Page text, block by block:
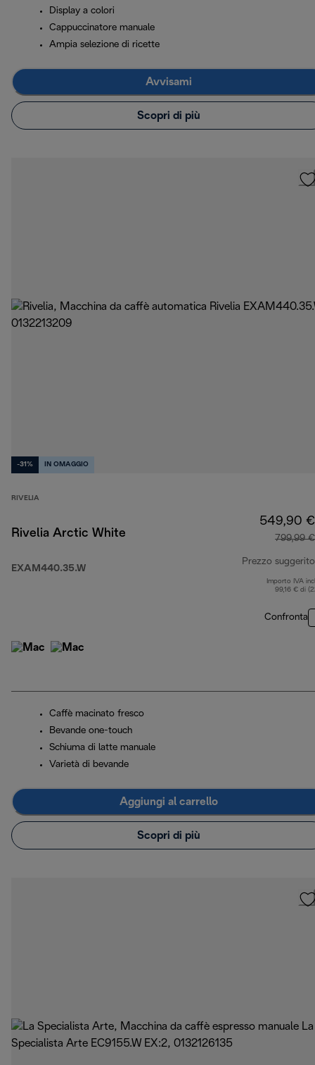
Display a colori
Cappuccinatore manuale
Ampia selezione di ricette
Avvisami
Scopri di più
-31% IN OMAGGIO
RIVELIA
Rivelia Arctic White
EXAM440.35.W
549,90 €
799,99 €
Prezzo suggerito
Importo IVA
99,16 € di
Confronta
Caffè macinato fresco
Bevande one-touch
Schiuma di latte manuale
Varietà di bevande
Aggiungi al carrello
Scopri di più